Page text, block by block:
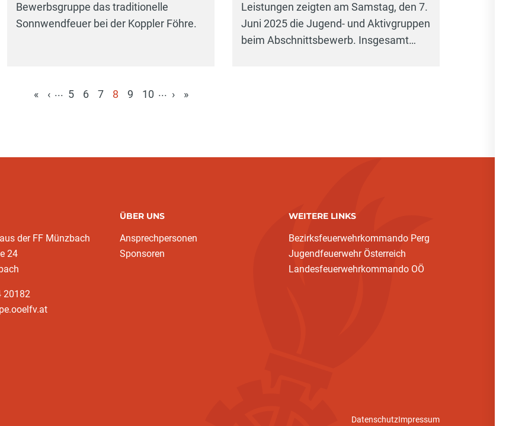
Bewerbsgruppe das traditionelle
Sonnwendfeuer bei der Koppler Föhre.
Leistungen zeigten am Samstag, den 7.
Juni 2025 die Jugend- und Aktivgruppen
beim Abschnittsbewerb. Insgesamt…
« ‹ ... 5 6 7
8
9 10 ... › »
der FF Münzbach
24
20182
ÜBER UNS
Ansprechpersonen
Sponsoren
WEITERE LINKS
Bezirksfeuerwehrkommando Perg
Jugendfeuerwehr Österreich
Landesfeuerwehrkommando OÖ
DatenschutzImpressum